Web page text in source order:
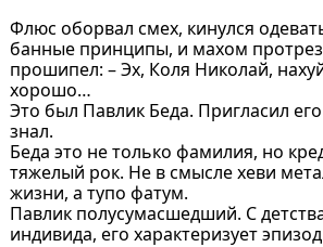
Флюс оборвал смех, кинулся
банные принципы, и махом
прошипел: – Эх, Коля Николай,
хорошо…
Это был Павлик Беда. Пригласил
знал.
Беда это не только фамилия, но
тяжелый рок. Не в смысле хеви
жизни, а тупо фатум.
Павлик полусумасшедший. С
индивида, его характеризует